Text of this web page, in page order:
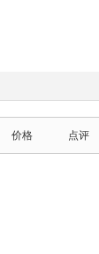
价格 点评